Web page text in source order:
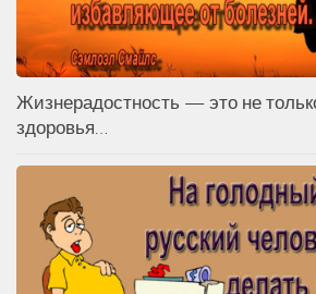
Жизнерадостность — это не
здоровья…